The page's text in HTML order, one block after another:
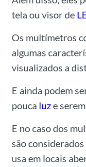
tela ou visor de
Os multímetros
algumas
visualizados a
E ainda podem
pouca luze
E no caso dos
são
usa em locais